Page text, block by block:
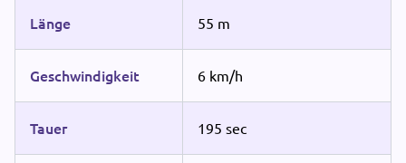
Länge 55 m
Geschwindigkeit 6 km/h
Tauer 195 sec